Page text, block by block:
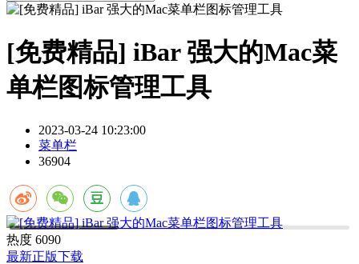
[免费精品] iBar 强大的Mac菜
单栏图标管理工具
2023-03-24 10:23:00
菜单栏
36904
热度 6090
最新正版下载